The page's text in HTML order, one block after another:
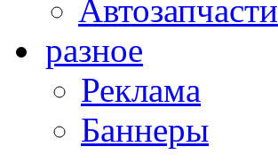
Автозапчасти
разное
Реклама
Баннеры